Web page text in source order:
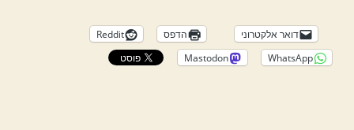
דואר אלקטרוני הדפס
Reddit
WhatsApp
Mastodon